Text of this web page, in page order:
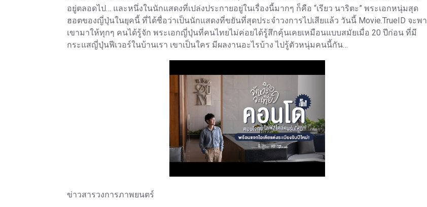
อยู่ตลอดไป… และหนึ่งในนักแสดงที่เปล่งประกายอยู่ในเรื่องนี้มากๆ ก็คือ “เรียว นาริตะ” พระเอกหนุ่มสุด
ฮอตของญี่ปุ่นในยุคนี้ ที่ได้ชื่อว่าเป็นนักแสดงที่ขยันที่สุดประจำวงการไปเสียแล้ว วันนี้ Movie.TrueID จะพา
เขามาให้ทุกๆ คนได้รู้จัก พระเอกญี่ปุ่นที่คนไทยไม่ค่อยได้รู้สึกคุ้นเคยเหมือนแบบสมัยเมื่อ 20 ปีก่อน ที่มี
กระแสญี่ปุ่นฟีเวอร์ในบ้านเรา เขาเป็นใคร มีผลงานอะไรบ้าง ไปรู้ตัวหนุ่มคนนี้กัน…
ข่าวสารวงการภาพยนตร์